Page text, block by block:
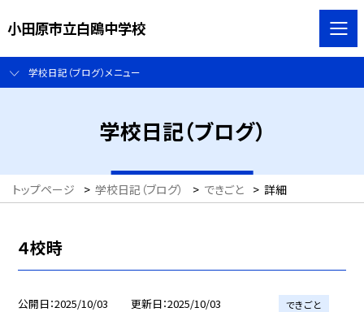
小田原市立白鴎中学校
学校日記（ブログ）メニュー
学校日記（ブログ）
トップページ > 学校日記（ブログ） > できごと > 詳細
４校時
公開日 2025/10/03 更新日 2025/10/03 できごと